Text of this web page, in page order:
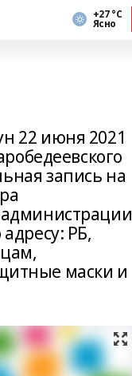
+27 °С
Ясно
22 июня 2021
запись на
администрации
РБ,
маски и